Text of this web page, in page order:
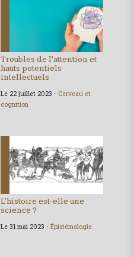
Troubles de l’attention et
hauts potentiels
intellectuels
Le 22 juillet 2023 - Cerveau et
cognition
L’histoire est-elle une
science ?
Le 31 mai 2023 - Épistémologie